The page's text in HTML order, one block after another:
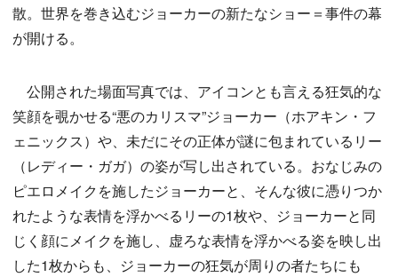
散。世界を巻き込むジョーカーの新たなショー＝事件の幕
が開ける。
公開された場面写真では、アイコンとも言える狂気的な
笑顔を覗かせる“悪のカリスマ”ジョーカー（ホアキン・フ
ェニックス）や、未だにその正体が謎に包まれているリー
（レディー・ガガ）の姿が写し出されている。おなじみの
ピエロメイクを施したジョーカーと、そんな彼に憑りつか
れたような表情を浮かべるリーの1枚や、ジョーカーと同
じく顔にメイクを施し、虚ろな表情を浮かべる姿を映し出
した1枚からも、ジョーカーの狂気が周りの者たちにも